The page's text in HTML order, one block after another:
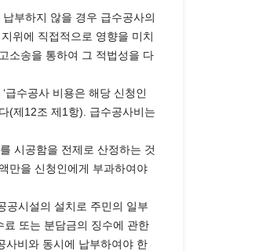
부하지 않을 경우 급수공사의
위에 직접적으로 영향을 미치
소송을 통하여 그 적법성을 다
급수공사 비용은 해당 신청인
(제12조 제1항). 급수공사비는
시공함을 전제로 산정하는 것
만을 신청인에게 부과하여야
공시설의 설치로 주민의 일부
료 또는 분담금의 징수에 관한
사비와 동시에 납부하여야 한